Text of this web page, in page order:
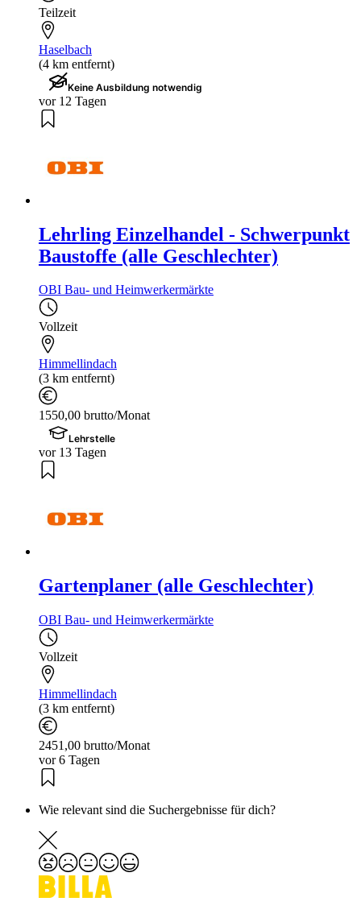
Teilzeit
Haselbach
(4 km entfernt)
Keine Ausbildung notwendig
vor 12 Tagen
Lehrling Einzelhandel - Schwerpunkt
Baustoffe (alle Geschlechter)
OBI Bau- und Heimwerkermärkte
Vollzeit
Himmellindach
(3 km entfernt)
1550,00 brutto/Monat
Lehrstelle
vor 13 Tagen
Gartenplaner (alle Geschlechter)
OBI Bau- und Heimwerkermärkte
Vollzeit
Himmellindach
(3 km entfernt)
2451,00 brutto/Monat
vor 6 Tagen
Wie relevant sind die Suchergebnisse für dich?